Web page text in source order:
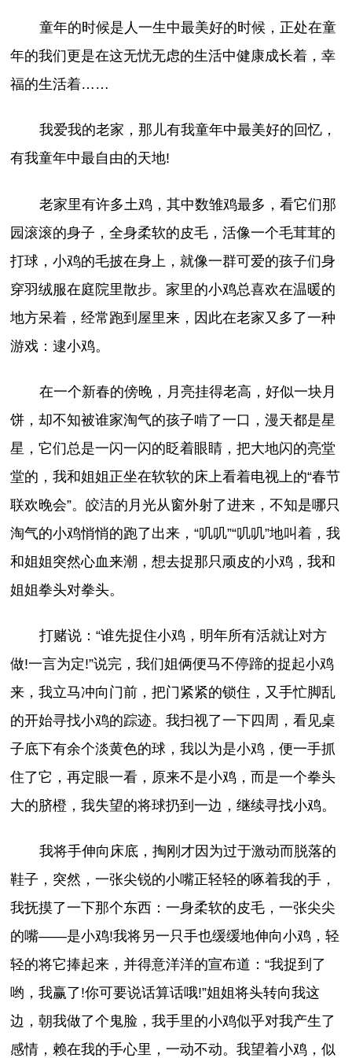
童年的时候是人一生中最美好的时候，正处在童
年的我们更是在这无忧无虑的生活中健康成长着，幸
福的生活着……
我爱我的老家，那儿有我童年中最美好的回忆，
有我童年中最自由的天地!
老家里有许多土鸡，其中数雏鸡最多，看它们那
园滚滚的身子，全身柔软的皮毛，活像一个毛茸茸的
打球，小鸡的毛披在身上，就像一群可爱的孩子们身
穿羽绒服在庭院里散步。家里的小鸡总喜欢在温暖的
地方呆着，经常跑到屋里来，因此在老家又多了一种
游戏：逮小鸡。
在一个新春的傍晚，月亮挂得老高，好似一块月
饼，却不知被谁家淘气的孩子啃了一口，漫天都是星
星，它们总是一闪一闪的眨着眼睛，把大地闪的亮堂
堂的，我和姐姐正坐在软软的床上看着电视上的“春节
联欢晚会”。皎洁的月光从窗外射了进来，不知是哪只
淘气的小鸡悄悄的跑了出来，“叽叽”“叽叽”地叫着，我
和姐姐突然心血来潮，想去捉那只顽皮的小鸡，我和
姐姐拳头对拳头。
打赌说：“谁先捉住小鸡，明年所有活就让对方
做!一言为定!”说完，我们姐俩便马不停蹄的捉起小鸡
来，我立马冲向门前，把门紧紧的锁住，又手忙脚乱
的开始寻找小鸡的踪迹。我扫视了一下四周，看见桌
子底下有余个淡黄色的球，我以为是小鸡，便一手抓
住了它，再定眼一看，原来不是小鸡，而是一个拳头
大的脐橙，我失望的将球扔到一边，继续寻找小鸡。
我将手伸向床底，掏刚才因为过于激动而脱落的
鞋子，突然，一张尖锐的小嘴正轻轻的啄着我的手，
我抚摸了一下那个东西：一身柔软的皮毛，一张尖尖
的嘴——是小鸡!我将另一只手也缓缓地伸向小鸡，轻
轻的将它捧起来，并得意洋洋的宣布道：“我捉到了
哟，我赢了!你可要说话算话哦!”姐姐将头转向我这
边，朝我做了个鬼脸，我手里的小鸡似乎对我产生了
感情，赖在我的手心里，一动不动。我望着小鸡，似